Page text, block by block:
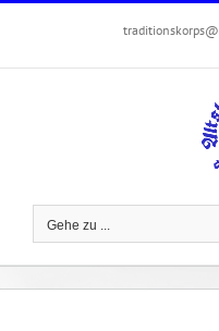
springen
Gehe zu ...